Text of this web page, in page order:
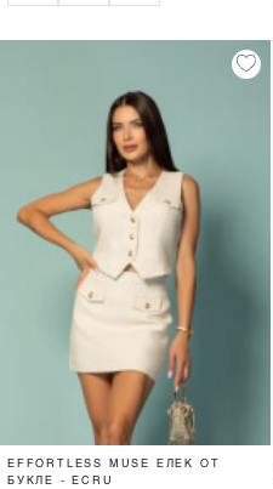
EFFORTLESS MUSE ЕЛЕК ОТ
БУКЛЕ - ECRU